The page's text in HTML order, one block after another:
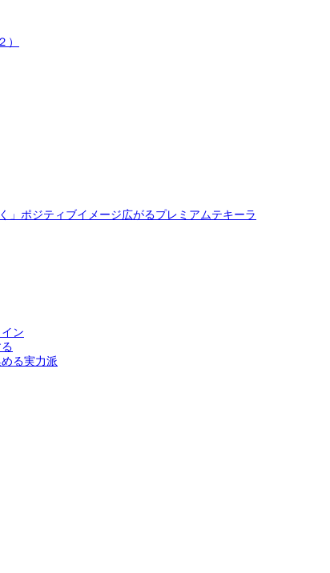
）
」ポジティブイメージ広がるプレミアムテキーラ
ン
る実力派